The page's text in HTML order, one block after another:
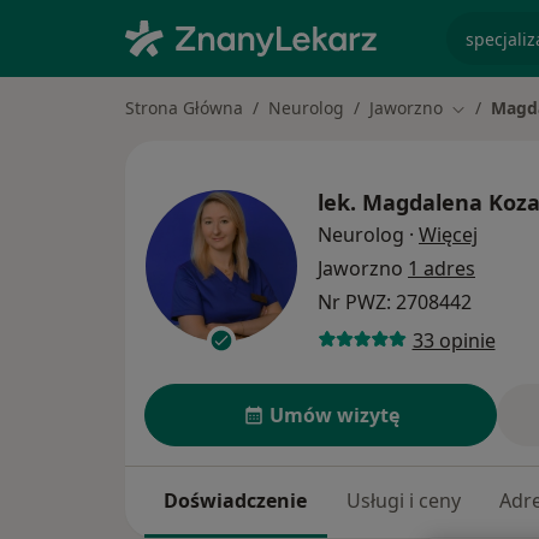
Strona Główna Neurolog Jaworzno Zmień
lek. Magdalena
Neurolog · Więcej
Jaworzno 1 adres
Nr PWZ: 2708442
33 opinie
Umów wizytę
Doświadczenie Usługi i ceny